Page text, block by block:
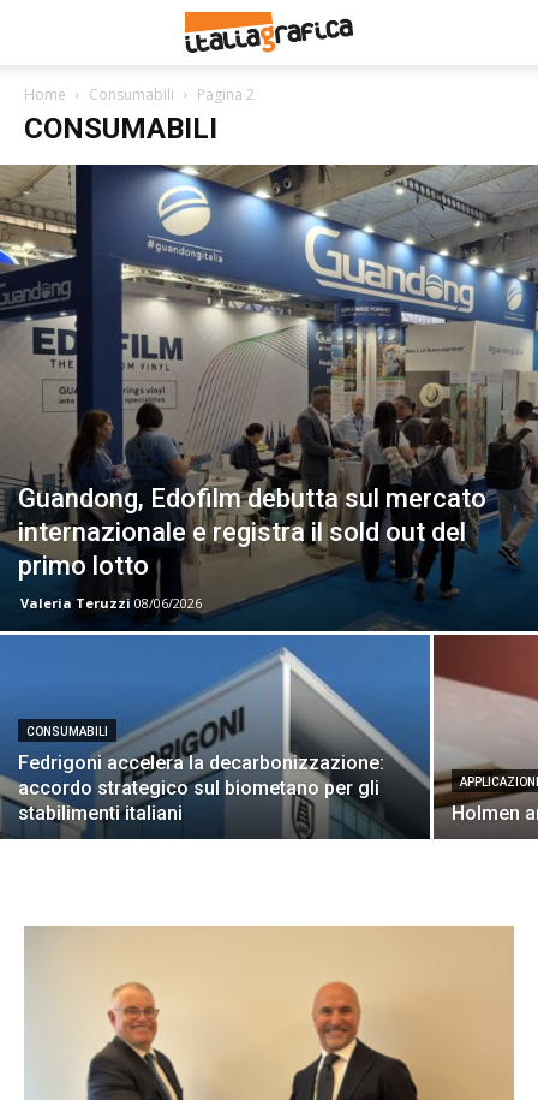
Home Consumabili Pagina 2
CONSUMABILI
Guandong, Edofilm debutta sul mercato
internazionale e registra il sold out del
primo lotto
Valeria Teruzzi 08/06/2026
CONSUMABILI
Fedrigoni accelera la decarbonizzazione:
accordo strategico sul biometano per gli
stabilimenti italiani
Holmen